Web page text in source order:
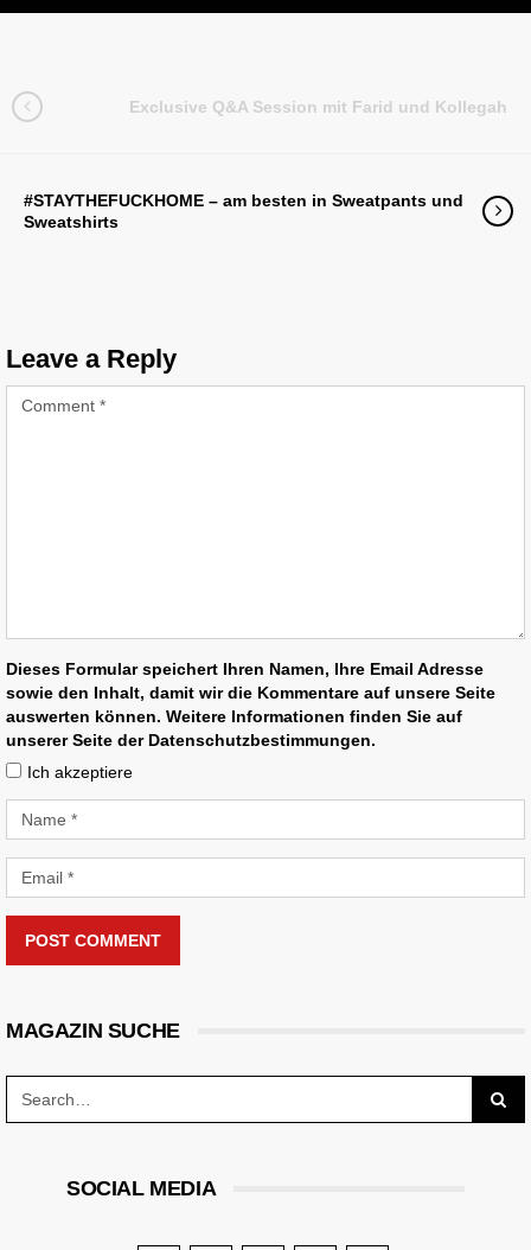
Exclusive Q&A Session mit Farid und Kollegah
#STAYTHEFUCKHOME – am besten in Sweatpants und
Sweatshirts
Leave a Reply
Dieses Formular speichert Ihren Namen, Ihre Email Adresse
sowie den Inhalt, damit wir die Kommentare auf unsere Seite
auswerten können. Weitere Informationen finden Sie auf
unserer Seite der Datenschutzbestimmungen.
Ich akzeptiere
POST COMMENT
MAGAZIN SUCHE
SOCIAL MEDIA